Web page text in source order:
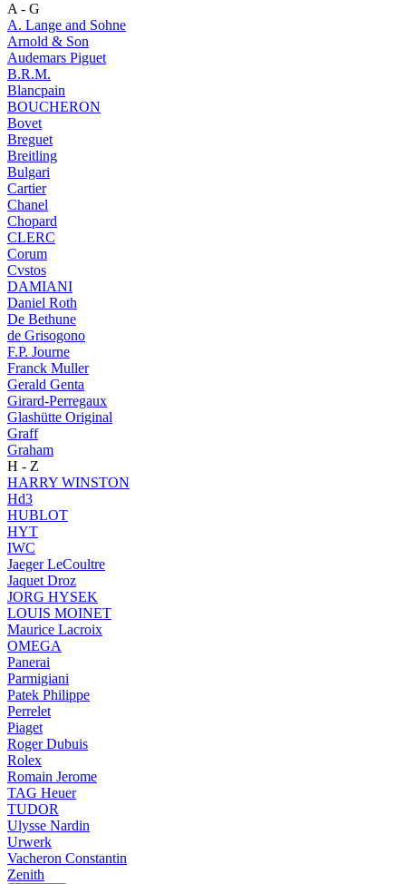
A - G
A. Lange and Sohne
Arnold & Son
Audemars Piguet
B.R.M.
Blancpain
BOUCHERON
Bovet
Breguet
Breitling
Bulgari
Cartier
Chanel
Chopard
CLERC
Corum
Cvstos
DAMIANI
Daniel Roth
De Bethune
de Grisogono
F.P. Journe
Franck Muller
Gerald Genta
Girard-Perregaux
Glashütte Original
Graff
Graham
H - Z
HARRY WINSTON
Hd3
HUBLOT
HYT
IWC
Jaeger LeCoultre
Jaquet Droz
JORG HYSEK
LOUIS MOINET
Maurice Lacroix
OMEGA
Panerai
Parmigiani
Patek Philippe
Perrelet
Piaget
Roger Dubuis
Rolex
Romain Jerome
TAG Heuer
TUDOR
Ulysse Nardin
Urwerk
Vacheron Constantin
Zenith